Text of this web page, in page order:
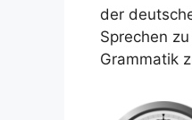
der
Sprechen
Grammatik